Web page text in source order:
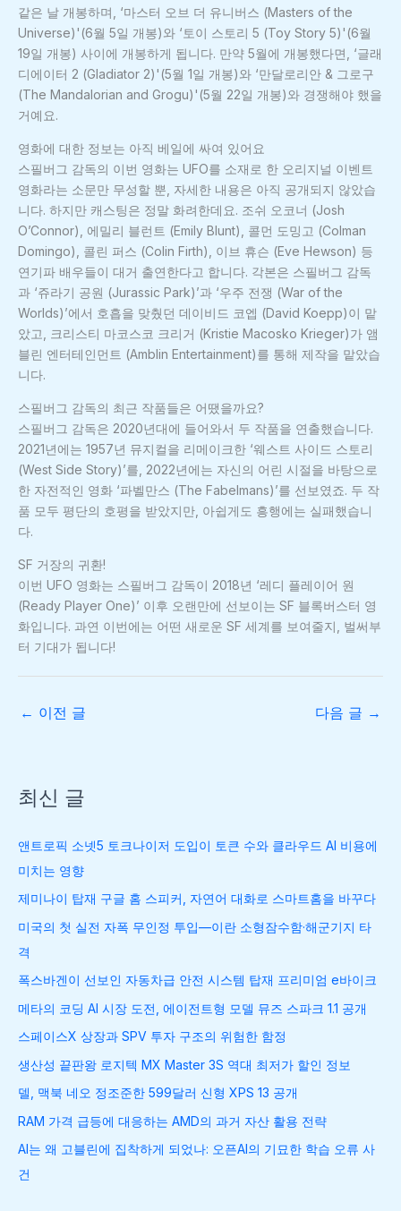
같은 날 개봉하며, ‘마스터 오브 더 유니버스 (Masters of the
Universe)'(6월 5일 개봉)와 ‘토이 스토리 5 (Toy Story 5)'(6월
19일 개봉) 사이에 개봉하게 됩니다. 만약 5월에 개봉했다면, ‘글래
디에이터 2 (Gladiator 2)'(5월 1일 개봉)와 ‘만달로리안 & 그로구
(The Mandalorian and Grogu)'(5월 22일 개봉)와 경쟁해야 했을
거예요.
영화에 대한 정보는 아직 베일에 싸여 있어요
스필버그 감독의 이번 영화는 UFO를 소재로 한 오리지널 이벤트
영화라는 소문만 무성할 뿐, 자세한 내용은 아직 공개되지 않았습
니다. 하지만 캐스팅은 정말 화려한데요. 조쉬 오코너 (Josh
O’Connor), 에밀리 블런트 (Emily Blunt), 콜먼 도밍고 (Colman
Domingo), 콜린 퍼스 (Colin Firth), 이브 휴슨 (Eve Hewson) 등
연기파 배우들이 대거 출연한다고 합니다. 각본은 스필버그 감독
과 ‘쥬라기 공원 (Jurassic Park)’과 ‘우주 전쟁 (War of the
Worlds)’에서 호흡을 맞췄던 데이비드 코엡 (David Koepp)이 맡
았고, 크리스티 마코스코 크리거 (Kristie Macosko Krieger)가 앰
블린 엔터테인먼트 (Amblin Entertainment)를 통해 제작을 맡았습
니다.
스필버그 감독의 최근 작품들은 어땠을까요?
스필버그 감독은 2020년대에 들어와서 두 작품을 연출했습니다.
2021년에는 1957년 뮤지컬을 리메이크한 ‘웨스트 사이드 스토리
(West Side Story)’를, 2022년에는 자신의 어린 시절을 바탕으로
한 자전적인 영화 ‘파벨만스 (The Fabelmans)’를 선보였죠. 두 작
품 모두 평단의 호평을 받았지만, 아쉽게도 흥행에는 실패했습니
다.
SF 거장의 귀환!
이번 UFO 영화는 스필버그 감독이 2018년 ‘레디 플레이어 원
(Ready Player One)’ 이후 오랜만에 선보이는 SF 블록버스터 영
화입니다. 과연 이번에는 어떤 새로운 SF 세계를 보여줄지, 벌써부
터 기대가 됩니다!
← 이전 글 다음 글 →
최신 글
앤트로픽 소넷5 토크나이저 도입이 토큰 수와 클라우드 AI 비용에
미치는 영향
제미나이 탑재 구글 홈 스피커, 자연어 대화로 스마트홈을 바꾸다
미국의 첫 실전 자폭 무인정 투입—이란 소형잠수함·해군기지 타
격
폭스바겐이 선보인 자동차급 안전 시스템 탑재 프리미엄 e바이크
메타의 코딩 AI 시장 도전, 에이전트형 모델 뮤즈 스파크 1.1 공개
스페이스X 상장과 SPV 투자 구조의 위험한 함정
생산성 끝판왕 로지텍 MX Master 3S 역대 최저가 할인 정보
델, 맥북 네오 정조준한 599달러 신형 XPS 13 공개
RAM 가격 급등에 대응하는 AMD의 과거 자산 활용 전략
AI는 왜 고블린에 집착하게 되었나: 오픈AI의 기묘한 학습 오류 사
건